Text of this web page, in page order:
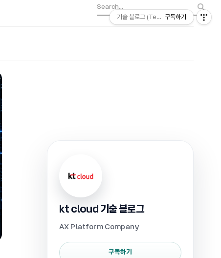
kt cloud 기술 블로그
AX Platform Company
구독하기
기술 블로그 (Tech) | kt cloud
구독하기